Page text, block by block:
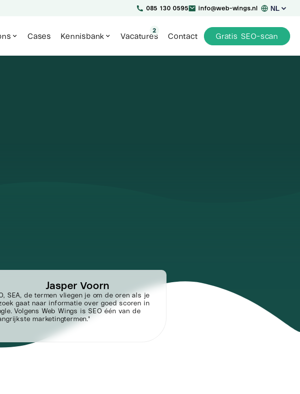
085 130 0595 info@web-wings.nl
Kies
taal
Cases Kennisbank Vacatures
2
Contact Gratis SEO-scan
Jasper Voorn
SEA, de termen vliegen je om de oren als je
gaat naar informatie over goed scoren in
Volgens Web Wings is SEO één van de
marketingtermen."